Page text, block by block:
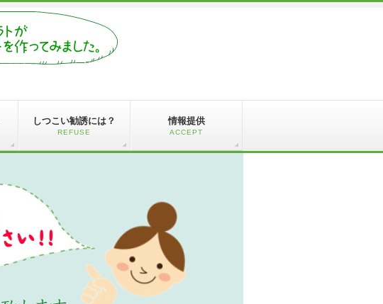
しつこい勧誘には？
REFUSE
情報提供
ACCEPT